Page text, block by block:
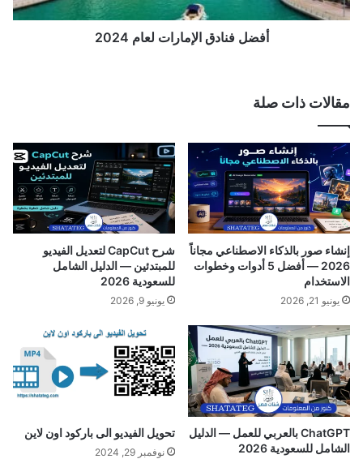
ت
إ
ت
ر
و
ن
ي
ق
ا
ت
ل
ع
ا
م
0
2
أفضل فنادق الإمارات لعام 2024
مقالات ذات صلة
إنشاء صور بالذكاء الاصطناعي مجاناً
2026 — أفضل 5 أدوات وخطوات
الاستخدام
يونيو 21, 2026
شرح CapCut لتعديل الفيديو
للمبتدئين — الدليل الشامل
للسعودية 2026
يونيو 9, 2026
ChatGPT بالعربي للعمل — الدليل
الشامل للسعودية 2026
تحويل الفيديو الى باركود اون لاين
نوفمبر 29, 2024